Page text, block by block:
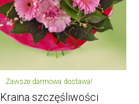
Zawsze darmowa dostawa!
Kraina szczęśliwości